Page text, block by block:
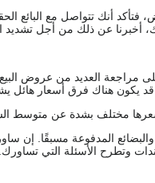
فتأكد أنك تتواصل مع
عن ذلك من أجل تشديد
مراجعة العديد من عروض
هناك فرق أسعار هائل
مختلف بشدة عن متوسط
والبضائع المدفوعة مسبقًا.
وتطرح الأسئلة التي تساورك.